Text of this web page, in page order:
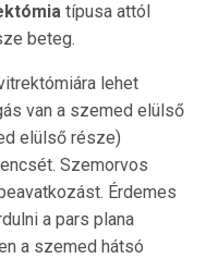
típusa attól
beteg.
lehet
van a szemed elülső
elülső része)
Szemorvos
Érdemes
a pars plana
a szemed hátsó